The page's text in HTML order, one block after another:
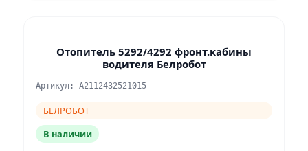
Отопитель 5292/4292 фронт.кабины
водителя Белробот
Артикул: A2112432521015
БЕЛРОБОТ
В наличии